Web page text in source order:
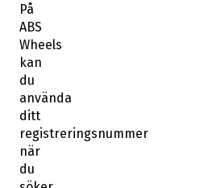
På
ABS
Wheels
kan
du
använda
ditt
registreringsnummer
när
du